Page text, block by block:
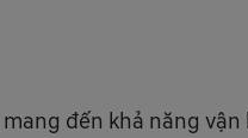
đến khả năng